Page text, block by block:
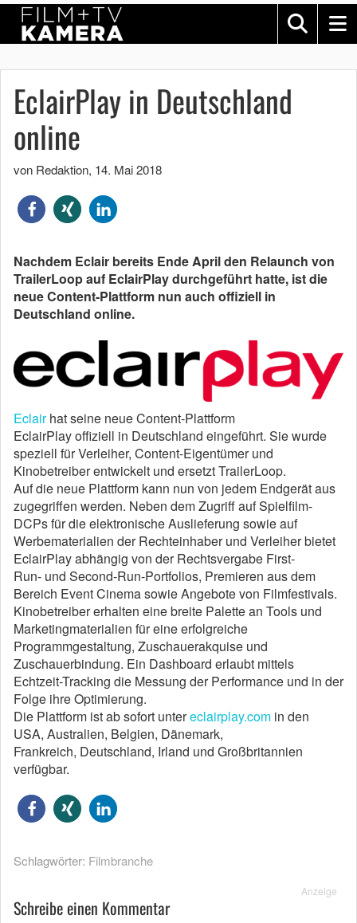
EclairPlay in Deutschland
online
von Redaktion, 14. Mai 2018
Nachdem Eclair bereits Ende April den Relaunch von
TrailerLoop auf EclairPlay durchgeführt hatte, ist die
neue Content-Plattform nun auch offiziell in
Deutschland online.
Eclairhat seine neue Content-Plattform
EclairPlay offiziell in Deutschland eingeführt. Sie wurde
speziell für Verleiher, Content-Eigentümer und
Kinobetreiber entwickelt und ersetzt TrailerLoop.
Auf die neue Plattform kann nun von jedem Endgerät aus
zugegriffen werden. Neben dem Zugriff auf Spielfilm-
DCPs für die elektronische Auslieferung sowie auf
Werbematerialien der Rechteinhaber und Verleiher bietet
EclairPlay abhängig von der Rechtsvergabe First-
Run- und Second-Run-Portfolios, Premieren aus dem
Bereich Event Cinema sowie Angebote von Filmfestivals.
Kinobetreiber erhalten eine breite Palette an Tools und
Marketingmaterialien für eine erfolgreiche
Programmgestaltung, Zuschauerakquise und
Zuschauerbindung. Ein Dashboard erlaubt mittels
Echtzeit-Tracking die Messung der Performance und in der
Folge ihre Optimierung.
Die Plattform ist ab sofort untereclairplay.com in den
USA, Australien, Belgien, Dänemark,
Frankreich, Deutschland, Irland und Großbritannien
verfügbar.
Schlagwörter: Filmbranche
Anzeige
Schreibe einen Kommentar